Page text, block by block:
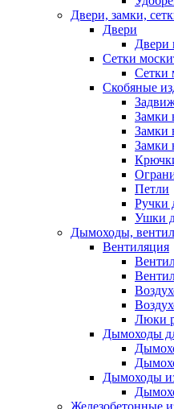
Двери, замки,
Двери
Двери
Сетки
Сетки
Скобяные
Замки
Замки
Замки
Петли
Ручки
Ушки
Дымоходы,
Вентиляция
Люки
Дымоходы
Дымоходы
Железобетонные